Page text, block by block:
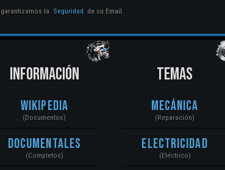
garantizamos la Seguridad de su Email.
INFORMACIÓN
Wikipedia
(Documentos)
Documentales
(Completos)
TEMAS
Mecánica
(Reparación)
Electricidad
(Eléctrico)